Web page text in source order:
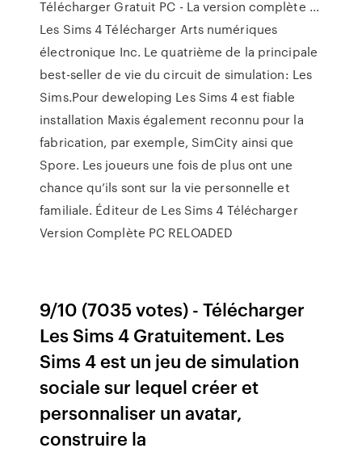
Télécharger Gratuit PC - La version complète ...
Les Sims 4 Télécharger Arts numériques
électronique Inc. Le quatrième de la principale
best-seller de vie du circuit de simulation: Les
Sims.Pour deweloping Les Sims 4 est fiable
installation Maxis également reconnu pour la
fabrication, par exemple, SimCity ainsi que
Spore. Les joueurs une fois de plus ont une
chance qu’ils sont sur la vie personnelle et
familiale. Éditeur de Les Sims 4 Télécharger
Version Complète PC RELOADED
9/10 (7035 votes) - Télécharger
Les Sims 4 Gratuitement. Les
Sims 4 est un jeu de simulation
sociale sur lequel créer et
personnaliser un avatar,
construire la